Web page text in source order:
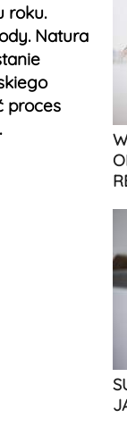
roku.
Natura
proces